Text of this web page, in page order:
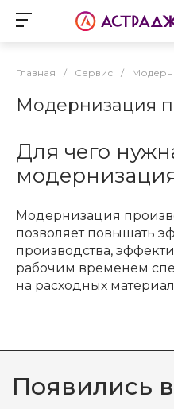
Главная / Сервис /
Модернизация
Для чего
Модернизация
позволяет повышать
производства,
рабочим временем
на расходных
Появились